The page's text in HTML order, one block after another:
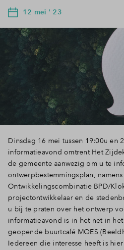
12 mei ' 23
Dinsdag 16 mei tussen 19:00u en
informatieavond omtrent Het
de gemeente aanwezig om u te
ontwerpbestemmingsplan, namens
Ontwikkelingscombinatie BPD/
projectontwikkelaar en de
u bij te praten over het ontwerp
informatieavond is in het net in
geopende buurtcafé MOES
Iedereen die interesse heeft is